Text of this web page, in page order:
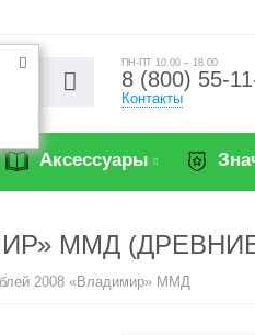
ПН-ПТ 10.00 – 18.00
8 (800) 55-
Контакты
Аксессуары
ММД
2008 «Владимир» ММД